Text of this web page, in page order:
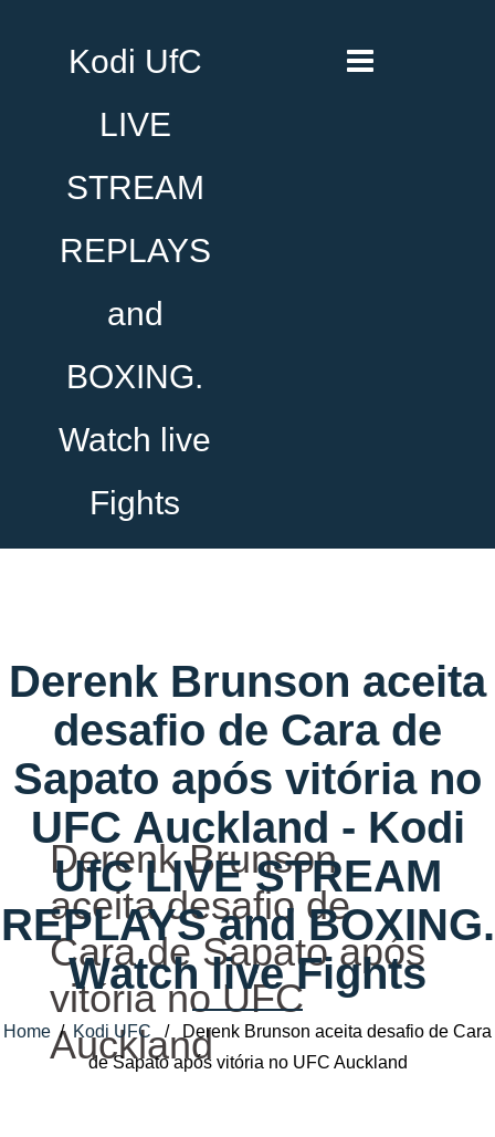
Kodi UfC
LIVE
STREAM
REPLAYS
and
BOXING.
Watch live
Fights
Derenk Brunson aceita
desafio de Cara de
Sapato após vitória no
UFC Auckland - Kodi
UfC LIVE STREAM
REPLAYS and BOXING.
Watch live Fights
Home / Kodi UFC / Derenk Brunson aceita desafio de Cara
de Sapato após vitória no UFC Auckland
Derenk Brunson
aceita desafio de
Cara de Sapato após
vitória no UFC
Auckland